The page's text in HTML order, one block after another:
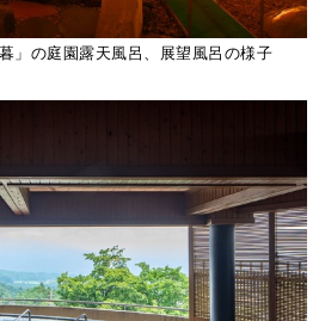
の庭園露天風呂、展望風呂の様子